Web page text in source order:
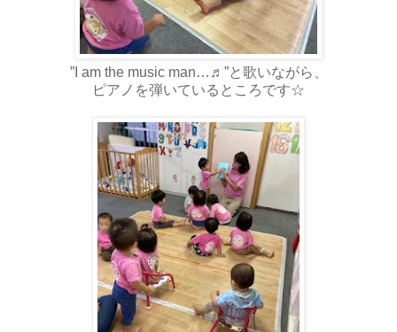
”I am the music man…♬”と歌いながら、
ピアノを弾いているところです☆